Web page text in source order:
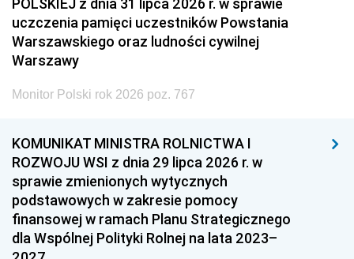
uczczenia pamięci uczestników Powstania
Warszawskiego oraz ludności cywilnej
Warszawy
Monitor Polski rok 2026 poz. 767
KOMUNIKAT MINISTRA ROLNICTWA I
ROZWOJU WSI z dnia 29 lipca 2026 r. w
sprawie zmienionych wytycznych
podstawowych w zakresie pomocy
finansowej w ramach Planu Strategicznego
dla Wspólnej Polityki Rolnej na lata 2023–